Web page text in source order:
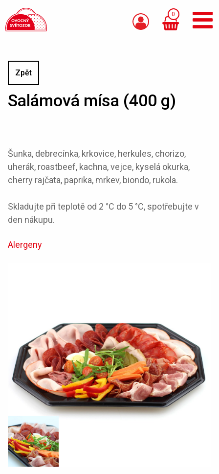
0
Zpět
Salámová mísa (400 g)
Šunka, debrecínka, krkovice, herkules, chorizo,
uherák, roastbeef, kachna, vejce, kyselá okurka,
cherry rajčata, paprika, mrkev, biondo, rukola.
Skladujte při teplotě od 2 °C do 5 °C, spotřebujte v
den nákupu.
Alergeny